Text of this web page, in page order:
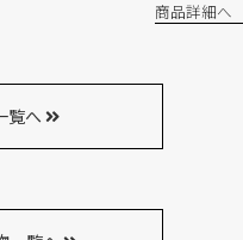
商品詳細へ
覧へ